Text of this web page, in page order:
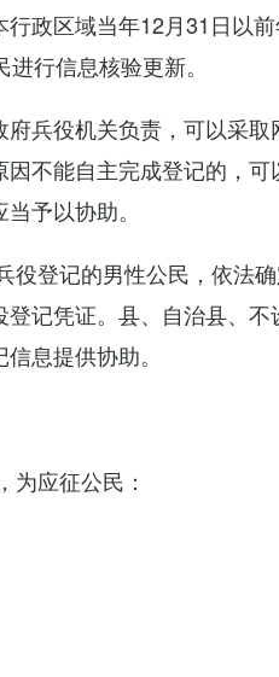
政区域当年12月31日以
行信息核验更新。
兵役机关负责，可以采取
不能自主完成登记的，可
予以协助。
役登记的男性公民，依法
记凭证。县、自治县、不
息提供协助。
应征公民：